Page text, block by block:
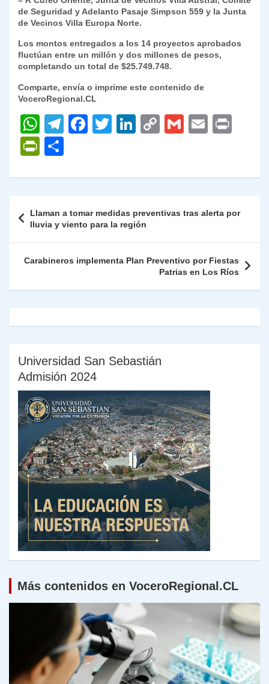
de Seguridad y Adelanto Pasaje Simpson 559 y la Junta
de Vecinos Villa Europa Norte.
Los montos entregados a los 14 proyectos aprobados
fluctúan entre un millón y dos millones de pesos,
completando un total de $25.749.748.
Comparte, envía o imprime este contenido de
VoceroRegional.CL
W
h
at
s
p
p
T
gr
m
F
e
o
o
k
T
er
Li
e
n
C
y
n
k
G
l
E
l
P
nt
ie
n
dl
m
ar
tir
de
entradas
Llaman a tomar medidas preventivas tras alerta por
lluvia y viento para la región
Carabineros implementa Plan Preventivo por Fiestas
Patrias en Los Ríos
Universidad San Sebastián
Admisión 2024
Más contenidos en VoceroRegional.CL